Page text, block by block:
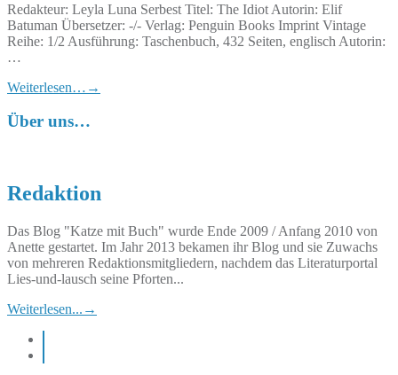
Redakteur: Leyla Luna Serbest Titel: The Idiot Autorin: Elif
Batuman Übersetzer: -/- Verlag: Penguin Books Imprint Vintage
Reihe: 1/2 Ausführung: Taschenbuch, 432 Seiten, englisch Autorin:
…
Weiterlesen… →
Über uns…
Redaktion
Das Blog "Katze mit Buch" wurde Ende 2009 / Anfang 2010 von
Anette gestartet. Im Jahr 2013 bekamen ihr Blog und sie Zuwachs
von mehreren Redaktionsmitgliedern, nachdem das Literaturportal
Lies-und-lausch seine Pforten...
Weiterlesen... →